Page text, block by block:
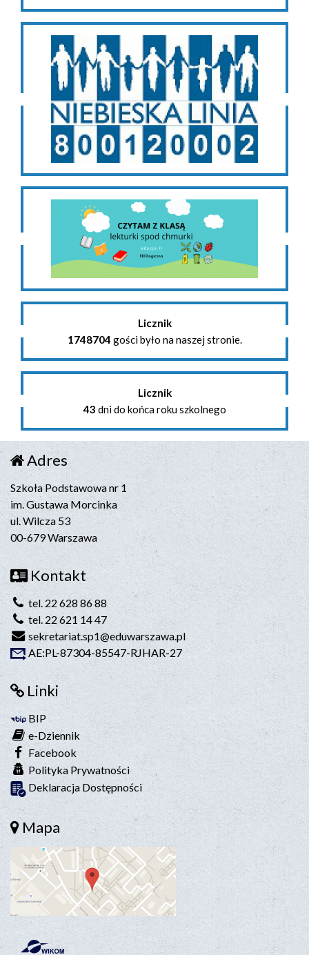
Licznik
1748704 gości było na naszej stronie.
Licznik
43 dni do końca roku szkolnego
Adres
Szkoła Podstawowa nr 1
im. Gustawa Morcinka
ul. Wilcza 53
00-679 Warszawa
Kontakt
tel. 22 628 86 88
tel. 22 621 14 47
sekretariat.sp1@eduwarszawa.pl
AE:PL-87304-85547-RJHAR-27
Linki
BIP
e-Dziennik
Facebook
Polityka Prywatności
Deklaracja Dostępności
Mapa